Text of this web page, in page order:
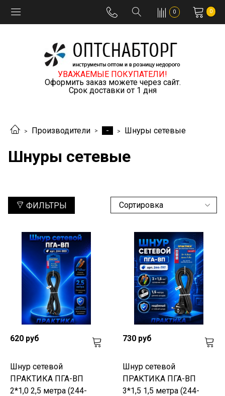
0 0
УВАЖАЕМЫЕ ПОКУПАТЕЛИ!
Оформить заказ можете через сайт.
Срок доставки от 1 дня
Производители - Шнуры сетевые
Шнуры сетевые
ФИЛЬТРЫ
620 руб
Шнур сетевой
ПРАКТИКА ПГА-ВП
2*1,0 2,5 метра (244-
730 руб
Шнур сетевой
ПРАКТИКА ПГА-ВП
3*1,5 1,5 метра (244-